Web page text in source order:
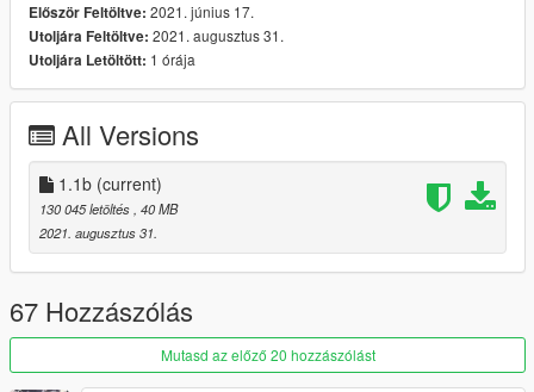
- Alpha Lights
- Hand on Steeringwheel
- Burn Map
- Dirt Map
- Working Dials
- Full Interior UVMap
- Wheel logo don't rotate with wheel
- Real Life Size
- Add possibility to spawn add-on version in traffic
- Add possibility to change damage value
- Add possibility to change spawn value
Először Feltöltve: 2021. június 17.
Utoljára Feltöltve: 2021. augusztus 31.
Utoljára Letöltött: 1 órája
All Versions
1.1b (current)
130 045 letöltés , 40 MB
2021. augusztus 31.
67 Hozzászólás
Mutasd az előző 20 hozzászólást